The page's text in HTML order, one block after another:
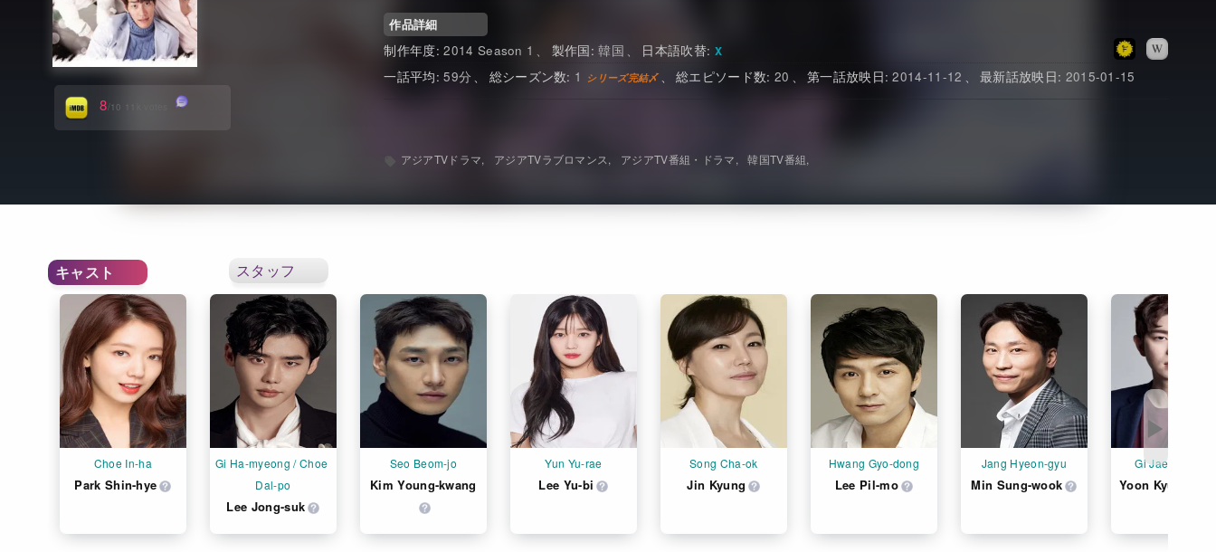
みんなの作品レビュー
Netflixコース別料金プラン
作品詳細
2014 Season 1
韓国
日本語吹替
59
1 20 2014-11-12 2015-01-15
8/10 11k votes
▶
スタッフ
キャスト
Choe In-ha
Park Shin-hye
Gi Ha-myeong / Choe
Dal-po
Lee Jong-suk
Seo Beom-jo
Kim Young-kwang
Yun Yu-rae
Lee Yu-bi
Song Cha-ok
Jin Kyung
Hwang Gyo-dong
Lee Pil-mo
Jang Hyeon-gyu
Min Sung-wook
Gi Jae-myeong
Yoon Kyun-sang
アジアTVドラマ アジアTVラブロマンス アジアTV番組・ドラマ 韓国TV番組